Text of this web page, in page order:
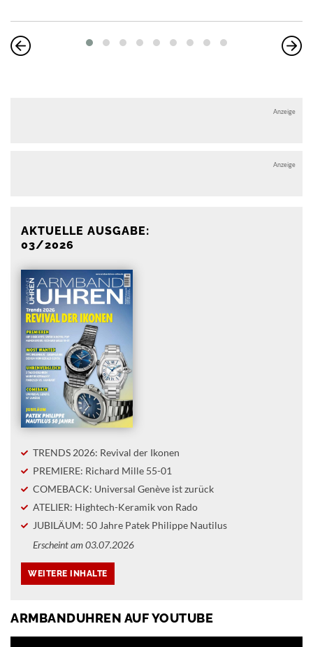
Anzeige
Anzeige
AKTUELLE AUSGABE:
03/2026
TRENDS 2026: Revival der Ikonen
PREMIERE: Richard Mille 55-01
COMEBACK: Universal Genève ist zurück
ATELIER: Hightech-Keramik von Rado
JUBILÄUM: 50 Jahre Patek Philippe Nautilus
Erscheint am 03.07.2026
ARMBANDUHREN AUF YOUTUBE